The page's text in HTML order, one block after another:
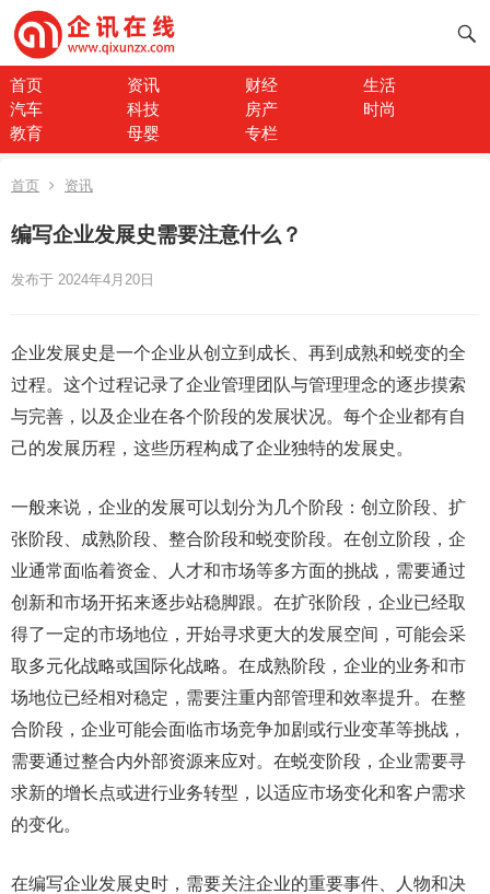
首页 资讯 财经
生活
汽车
科技 房产
时尚
教育
母婴 专栏
首页 资讯
编写企业发展史需要注意什么？
发布于 2024年4月20日
企业发展史是一个企业从创立到成长、再到成熟和蜕变的全
过程。这个过程记录了企业管理团队与管理理念的逐步摸索
与完善，以及企业在各个阶段的发展状况。每个企业都有自
己的发展历程，这些历程构成了企业独特的发展史。
一般来说，企业的发展可以划分为几个阶段：创立阶段、扩
张阶段、成熟阶段、整合阶段和蜕变阶段。在创立阶段，企
业通常面临着资金、人才和市场等多方面的挑战，需要通过
创新和市场开拓来逐步站稳脚跟。在扩张阶段，企业已经取
得了一定的市场地位，开始寻求更大的发展空间，可能会采
取多元化战略或国际化战略。在成熟阶段，企业的业务和市
场地位已经相对稳定，需要注重内部管理和效率提升。在整
合阶段，企业可能会面临市场竞争加剧或行业变革等挑战，
需要通过整合内外部资源来应对。在蜕变阶段，企业需要寻
求新的增长点或进行业务转型，以适应市场变化和客户需求
的变化。
在编写企业发展史时，需要关注企业的重要事件、人物和决